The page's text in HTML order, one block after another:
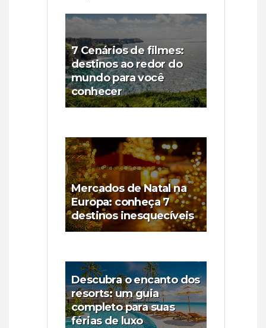
7 Cenários de filmes:
destinos ao redor do
mundo para você
conhecer
Mercados de Natal na
Europa: conheça 7
destinos inesquecíveis
Descubra o encanto dos
resorts: um guia
completo para suas
férias de luxo